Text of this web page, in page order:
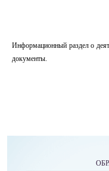
Информационный раздел о
документы.